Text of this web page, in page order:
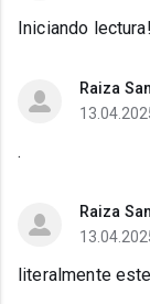
Iniciando
Raiza
.
Raiza
literalmente